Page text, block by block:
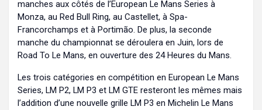
manches aux côtés de l’European Le Mans Series à
Monza, au Red Bull Ring, au Castellet, à Spa-
Francorchamps et à Portimão. De plus, la seconde
manche du championnat se déroulera en Juin, lors de
Road To Le Mans, en ouverture des 24 Heures du Mans.
Les trois catégories en compétition en European Le Mans
Series, LM P2, LM P3 et LM GTE resteront les mêmes mais
l’addition d’une nouvelle grille LM P3 en Michelin Le Mans